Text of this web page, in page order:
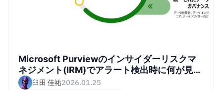
Microsoft Purviewのインサイダーリスクマ
ネジメント(IRM)でアラート検出時に何が見れ
るか確認してみた
臼田 佳祐2026.01.25